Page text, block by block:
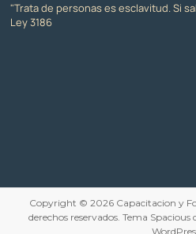
"Trata de personas es esclavitud. Si
Ley 3186
Copyright © 2026 Capacitacion y
derechos reservados. Tema Spacious